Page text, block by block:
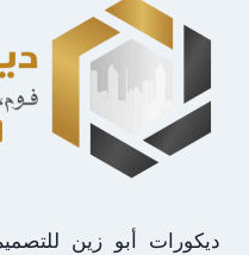
معلم
ديكورات
بالرياض
ديكورات أبو زين